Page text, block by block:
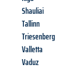
Shauliai
Tallinn
Triesenberg
Valletta
Vaduz